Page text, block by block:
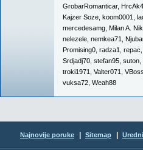
GrobarRomanticar,
Kajzer Soze koom0001
mercedesamg Milan A.
nelezele nemkea71
Promising0 radza1 repac
Srdjadj70 stefan95 suton
troki1971
Valter071 VBoss
vuksa72 Weah88
Najnovije poruke Sitemap